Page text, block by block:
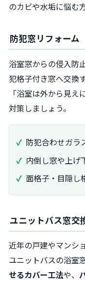
のカビや水垢に悩む
防犯窓リフォーム
浴室窓からの侵入防
犯格子付き窓へ交換
「浴室は外から見
対策しましょう。
防犯合わせガラ
内倒し窓や上げ
面格子・目隠し
ユニットバス窓交
近年の戸建やマンシ
ユニットバスの浴室
せるカバー工法や、